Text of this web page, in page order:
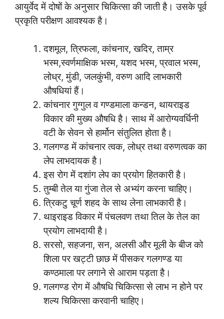
आयुर्वेद में दोषों के अनुसार चिकित्सा की जाती है। उसके पूर्व
प्रकृति परीक्षण आवश्यक है।
दशमूल, त्रिफला, कांचनार, खदिर, ताम्र
भस्म,स्वर्णमाक्षिक भस्म, यशद भस्म, प्रवाल भस्म,
लोध्र, मुंडी, जलकुंभी, वरुण आदि लाभकारी
औषधियां हैं।
कांचनार गुग्गुल व गण्डमाला कन्डन, थायराइड
विकार की मुख्य औषधि है। साथ में आरोग्यवर्धिनी
वटी के सेवन से हार्मोन संतुलित होता है।
गलगण्ड में कांचनार त्वक, लोध्र तथा वरुणत्वक का
लेप लाभदायक है।
इस रोग में दशांग लेप का प्रयोग हितकारी है।
तुम्बी तेल या गुंजा तेल से अभ्यंग करना चाहिए।
त्रिकटु चूर्ण शहद के साथ लेना लाभकारी है।
थाइराइड विकार में पंचलवण तथा तिल के तेल का
प्रयोग लाभदायी है।
सरसो, सहजना, सन, अलसी और मूली के बीज को
शिला पर खट्टी छाछ में पीसकर गलगण्ड या
कण्ठमाला पर लगाने से आराम पड़ता है।
गलगण्ड रोग में औषधि चिकित्सा से लाभ न होने पर
शल्य चिकित्सा करवानी चाहिए।